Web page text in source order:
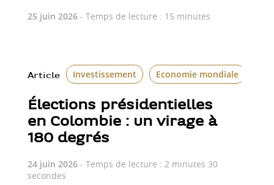
25 juin 2026- Temps de lecture : 15 minutes
Article Investissement Economie mondiale
Élections présidentielles
en Colombie : un virage à
180 degrés
24 juin 2026- Temps de lecture : 2 minutes 30
secondes